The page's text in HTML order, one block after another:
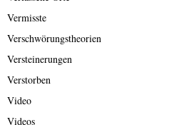
Vermisste
Verschwörungstheorien
Versteinerungen
Verstorben
Video
Videos